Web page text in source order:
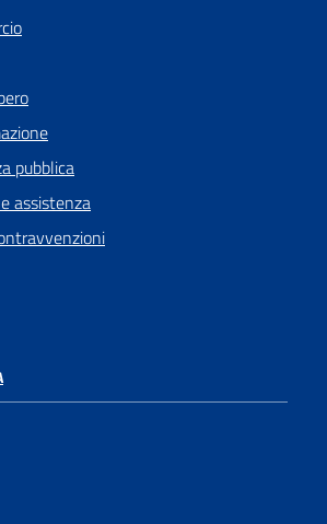
pubblica
assistenza